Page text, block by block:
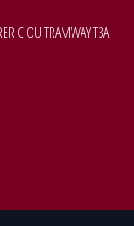
C OU TRAMWAY T3A